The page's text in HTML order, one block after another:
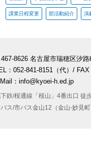
課業日程変更 部活動紹介 演
8626 名古屋市瑞穂区汐路
：052-841-8151（代）/ FAX
：info@kyoei-h.ed.jp
鉄/桜通線「桜山」4番出口 徒
ス/市バス金山12（金山-妙見